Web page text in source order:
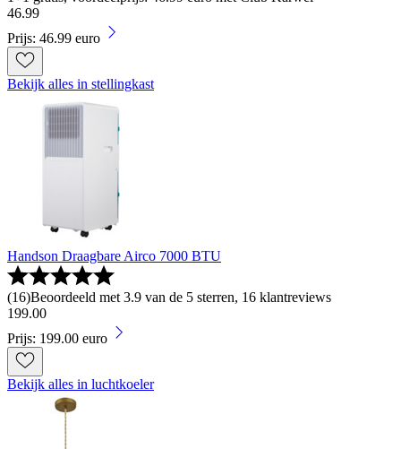
46.99
Prijs: 46.99 euro
Bekijk alles in stellingkast
Handson Draagbare Airco 7000 BTU
(16)Beoordeeld met 3.9 van de 5 sterren, 16 klantreviews
199.00
Prijs: 199.00 euro
Bekijk alles in luchtkoeler